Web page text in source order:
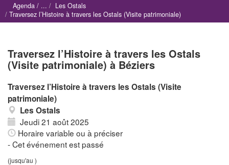
Agenda
Les Ostals
Traversez l’Histoire à travers les Ostals (Visite patrimoniale)
Traversez l’Histoire à travers les Ostals
(Visite patrimoniale) à Béziers
Traversez l’Histoire à travers les Ostals (Visite
patrimoniale)
Les Ostals
Jeudi 21 août 2025
Horaire variable ou à préciser
- Cet événement est passé
(jusqu'au )